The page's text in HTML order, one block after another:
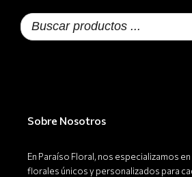
Búsqueda
de
Sobre Nosotros
En Paraíso Floral, nos especializamos
florales únicos y personalizados para